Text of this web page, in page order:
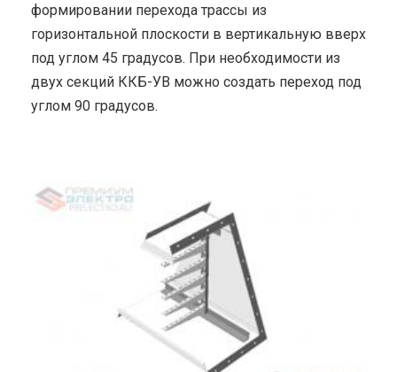
формировании перехода трассы из
горизонтальной плоскости в вертикальную вверх
под углом 45 градусов. При необходимости из
двух секций ККБ-УВ можно создать переход под
углом 90 градусов.